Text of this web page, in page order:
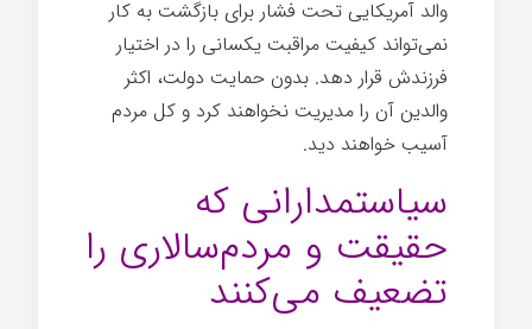
والد آمریکایی تحت فشار برای بازگشت به کار
نمی‌تواند کیفیت مراقبت یکسانی را در اختیار
فرزندش قرار دهد. بدون حمایت دولت، اکثر
والدین آن را مدیریت نخواهند کرد و کل مردم
آسیب خواهند دید.
سیاستمدارانی که
حقیقت و مردم‌سالاری را
تضعیف می‌کنند